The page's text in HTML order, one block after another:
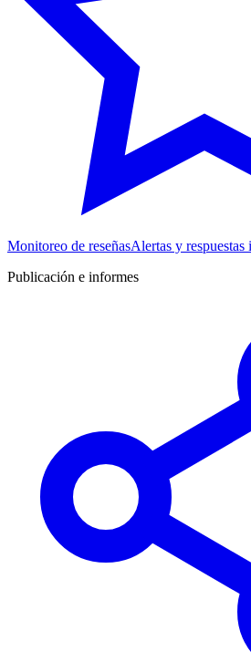
Monitoreo de reseñasAlertas y respuestas
Publicación e informes